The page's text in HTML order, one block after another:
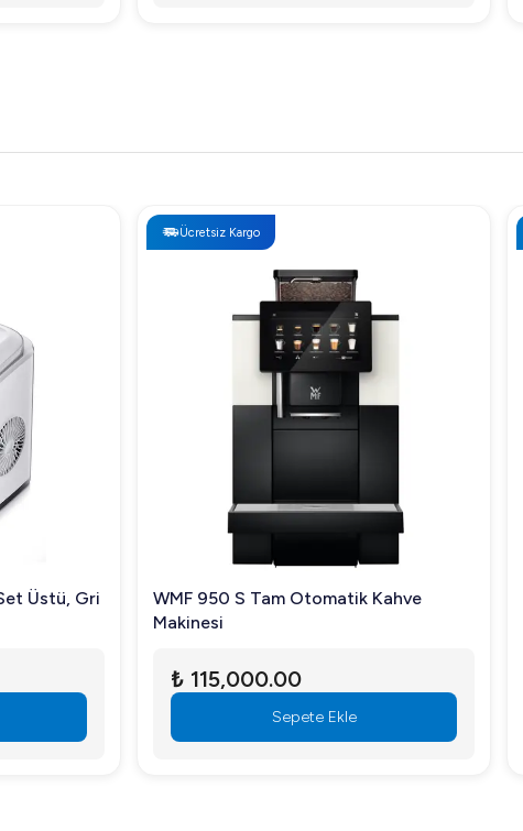
Üstü, Gri
Ücretsiz Kargo
WMF 950 S Tam Otomatik Kahve
Makinesi
₺ 115,000.00
Sepete Ekle